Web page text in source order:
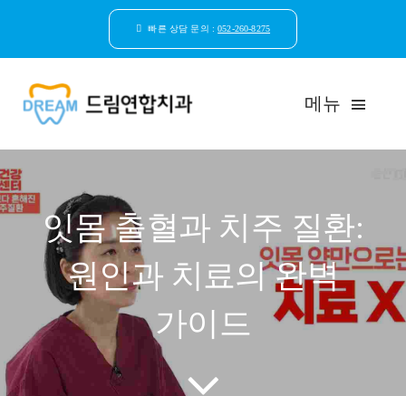
빠른 상담 문의 :052-260-8275
메뉴
환자안심케어
자연치아보존
임플란트
일반진료
잇몸 출혈과 치주 질환:
원인과 치료의 완벽
가이드